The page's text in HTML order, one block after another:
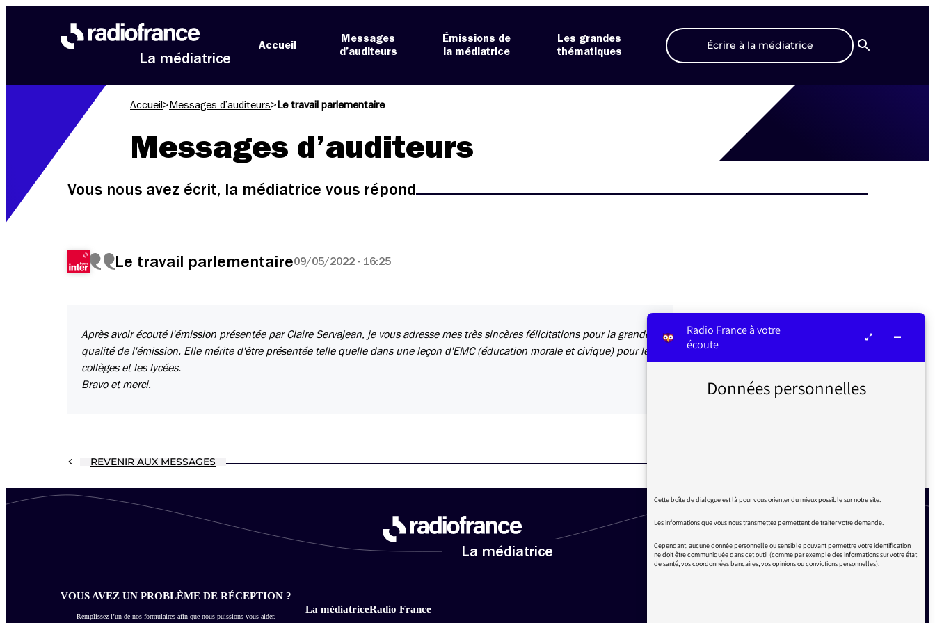
La médiatrice
Accueil
Messages
d’auditeurs
Émissions de
la médiatrice
Les grandes
thématiques
Écrire à la médiatrice
Recherche
Accueil > Messages d’auditeurs> Le travail parlementaire
Messages d’auditeurs
Vous nous avez écrit, la médiatrice vous répond
Le travail parlementaire09/05/2022 - 16:25
Après avoir écouté l'émission présentée par Claire Servajean, je vous adresse mes très sincères félicitations pour la grande
qualité de l'émission. Elle mérite d'être présentée telle quelle dans une leçon d'EMC (éducation morale et civique) pour les
collèges et les lycées.
Bravo et merci.
REVENIR AUX MESSAGES
La médiatrice
VOUS AVEZ UN PROBLÈME DE RÉCEPTION ?
Remplissez l’un de nos formulaires afin que nous puissions vous aider.
La médiatriceRadio France
Radio France à votre
écoute
Données personnelles
Cette boîte de dialogue est là pour vous orienter du mieux possible sur notre site.
Les informations que vous nous transmettez permettent de traiter votre demande.
Cependant, aucune donnée personnelle ou sensible pouvant permettre votre identification
ne doit être communiquée dans cet outil (comme par exemple des informations sur votre état
de santé, vos coordonnées bancaires, vos opinions ou convictions personnelles).